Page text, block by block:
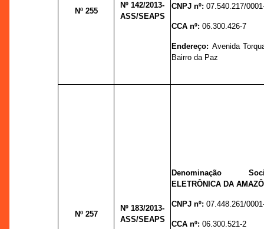
Nº 255
Nº 142/2013-
ASS/SEAPS
CNPJ nº:07.540.217/
CCA nº:06.300.426-7
Endereço: Avenida
Bairro da Paz
Nº 257
Nº 183/2013-
ASS/SEAPS
Denominação
ELETRÔNICA DA
CNPJ nº:07.448.261/
CCA nº: 06.300.521-2